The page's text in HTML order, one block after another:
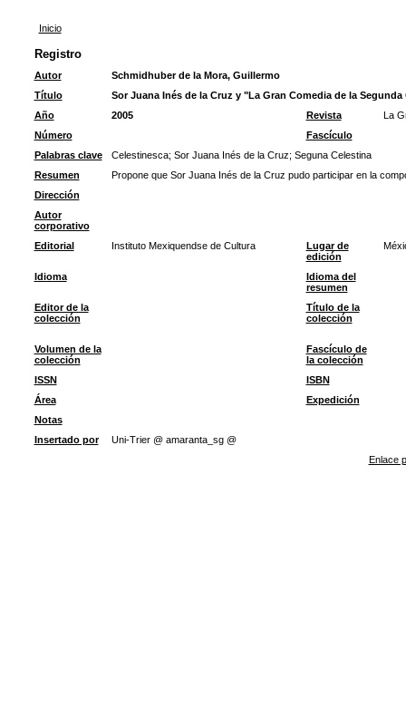
Inicio
Registro
Autor
Schmidhuber de la Mora, Guillermo
Título
Sor Juana Inés de la Cruz y "La Gran Comedia de la Segunda
Año
2005 Revista
La
Número
Fascículo
Palabras clave
Celestinesca; Sor Juana Inés de la Cruz; Seguna Celestina
Resumen
Propone que Sor Juana Inés de la Cruz pudo participar en la
Dirección
Autor
corporativo
Editorial
Instituto Mexiquendse de Cultura
Lugar de
edición
Idioma
Idioma del
resumen
Editor de la
colección
Título de la
colección
Volumen de la
colección
Fascículo de
la colección
ISSN
ISBN
Área
Expedición
Notas
Insertado por
Uni-Trier @ amaranta_sg @
Enlace